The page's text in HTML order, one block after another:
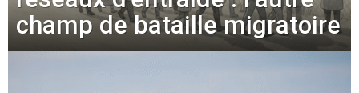
champ de bataille migratoire